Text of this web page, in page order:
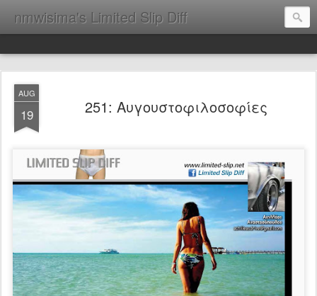
nmwisima's Limited Slip Diff
AUG
19 251: Αυγουστοφιλοσοφίες